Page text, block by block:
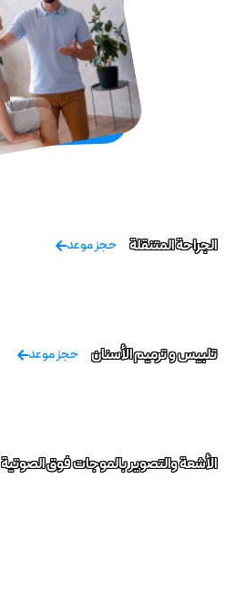
الجراحة المتنقلة حجز موعد
تلبيس و ترميم الأسنان حجز موعد
الأشعة والتصوير بالموجات فوق الصوتية